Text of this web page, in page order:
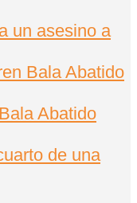
un asesino a
Bala Abatido
Abatido
de una